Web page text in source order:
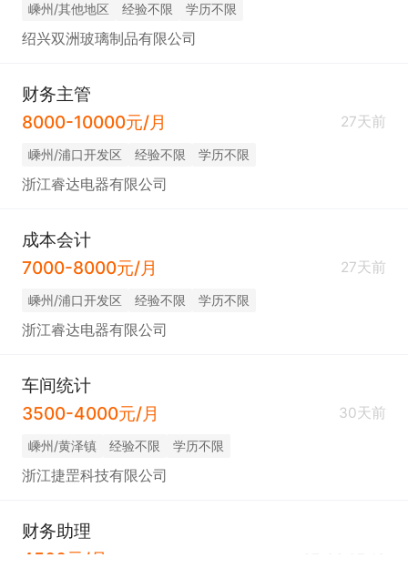
嵊州/其他地区 经验不限 学历不限
绍兴双洲玻璃制品有限公司
财务主管
8000-10000元/月
27天前
嵊州/浦口开发区 经验不限 学历不限
浙江睿达电器有限公司
成本会计
7000-8000元/月
27天前
嵊州/浦口开发区 经验不限 学历不限
浙江睿达电器有限公司
车间统计
3500-4000元/月
30天前
嵊州/黄泽镇 经验不限 学历不限
浙江捷罡科技有限公司
财务助理
4500元/月